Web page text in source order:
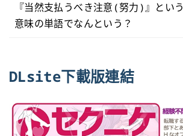
『当然支払うべき注意(努力)』という
意味の単語でなんという？
DLsite下載版連結